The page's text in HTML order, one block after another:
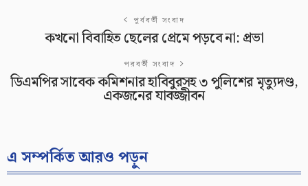
পূর্ববর্তী সংবাদ
কখনো বিবাহিত ছেলের প্রেমে পড়বে না: প্রভা
পরবর্তী সংবাদ
ডিএমপির সাবেক কমিশনার হাবিবুরসহ ৩ পুলিশের মৃত্যুদণ্ড,
একজনের যাবজ্জীবন
এ সম্পর্কিত আরও পড়ুন